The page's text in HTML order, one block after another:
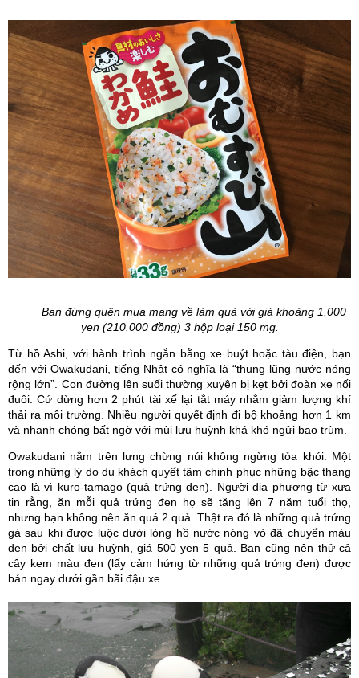
Bạn đừng quên mua mang về làm quà với giá khoảng 1.000
yen (210.000 đồng) 3 hộp loại 150 mg.
Từ hồ Ashi, với hành trình ngắn bằng xe buýt hoặc tàu điện, bạn
đến với Owakudani, tiếng Nhật có nghĩa là “thung lũng nước nóng
rộng lớn”. Con đường lên suối thường xuyên bị kẹt bởi đoàn xe nối
đuôi. Cứ dừng hơn 2 phút tài xế lại tắt máy nhằm giảm lượng khí
thải ra môi trường. Nhiều người quyết định đi bộ khoảng hơn 1 km
và nhanh chóng bất ngờ với mùi lưu huỳnh khá khó ngửi bao trùm.
Owakudani nằm trên lưng chừng núi không ngừng tỏa khói. Một
trong những lý do du khách quyết tâm chinh phục những bậc thang
cao là vì kuro-tamago (quả trứng đen). Người địa phương từ xưa
tin rằng, ăn mỗi quả trứng đen họ sẽ tăng lên 7 năm tuổi thọ,
nhưng bạn không nên ăn quá 2 quả. Thật ra đó là những quả trứng
gà sau khi được luộc dưới lòng hồ nước nóng vỏ đã chuyển màu
đen bởi chất lưu huỳnh, giá 500 yen 5 quả. Bạn cũng nên thử cả
cây kem màu đen (lấy cảm hứng từ những quả trứng đen) được
bán ngay dưới gần bãi đậu xe.